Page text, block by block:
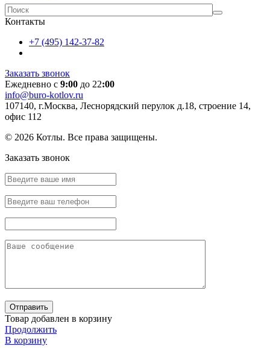
Контакты
+7 (495) 142-37-82
Заказать звонок
Ежедневно с 9:00 до 22:00
info@buro-kotlov.ru
107140, г.Москва, Леснорядский перулок д.18, строение 14,
офис 112
© 2026 Котлы. Все права защищены.
Заказать звонок
Товар добавлен в корзину
Продолжить
В корзину